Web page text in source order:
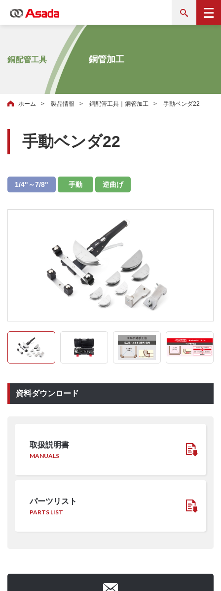
銅配管工具 銅管加工
ホーム 製品情報 銅配管工具｜銅管加工 手動ベンダ22
手動ベンダ22
1/4"～7/8" 手動 逆曲げ
資料ダウンロード
取扱説明書
MANUALS
パーツリスト
PARTS LIST